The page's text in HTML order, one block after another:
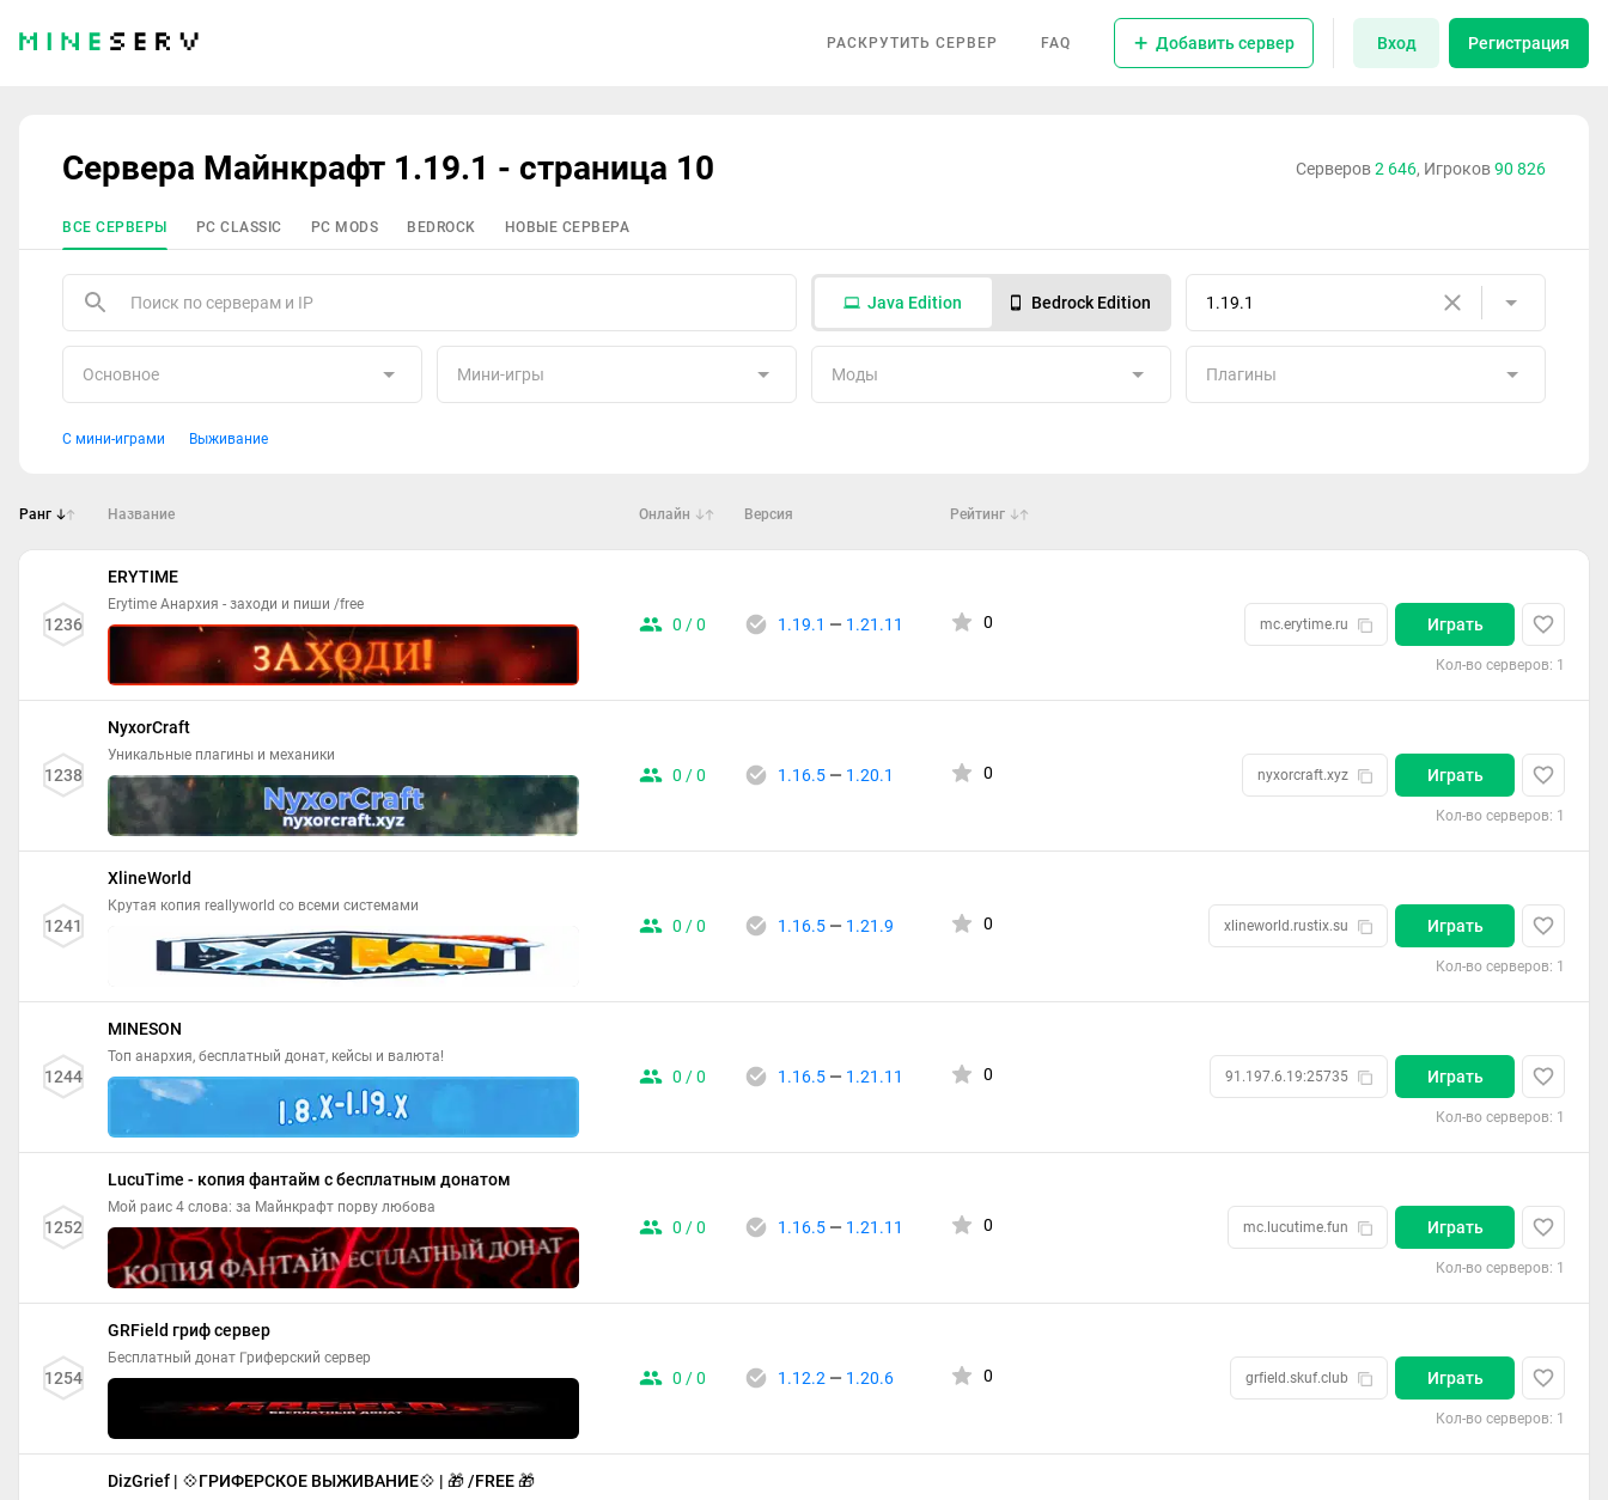
РАСКРУТИТЬ СЕРВЕР FAQ Добавить сервер Вход Регистрация
Сервера Майнкрафт 1.19.1 - страница 10 Серверов2 646, Игроков90 826
ВСЕ СЕРВЕРЫ PC CLASSIC PC MODS BEDROCK НОВЫЕ СЕРВЕРА
Java Edition Bedrock Edition 1.19.1
Основное Мини-игры Моды Плагины
С мини-играми Выживание
Ранг Название Онлайн Версия Рейтинг
1236
ERYTIME
Erytime Анархия - заходи и пиши /free
0 / 0 1.19.1 — 1.21.11 0 mc.erytime.ru Играть
Кол-во серверов: 1
1238
NyxorCraft
Уникальные плагины и механики
0 / 0 1.16.5 — 1.20.1 0 nyxorcraft.xyz Играть
Кол-во серверов: 1
1241
XlineWorld
Крутая копия reallyworld со всеми системами
0 / 0 1.16.5 — 1.21.9 0 xlineworld.rustix.su Играть
Кол-во серверов: 1
1244
MINESON
Топ анархия, бесплатный донат, кейсы и валюта!
0 / 0 1.16.5 — 1.21.11 0 91.197.6.19:25735 Играть
Кол-во серверов: 1
1252
LucuTime - копия фантайм с бесплатным донатом
Мой раис 4 слова: за Майнкрафт порву любова
0 / 0 1.16.5 — 1.21.11 0 mc.lucutime.fun Играть
Кол-во серверов: 1
1254
GRField гриф сервер
Бесплатный донат Гриферский сервер
0 / 0 1.12.2 — 1.20.6 0 grfield.skuf.club Играть
Кол-во серверов: 1
DizGrief | 💠ГРИФЕРСКОЕ ВЫЖИВАНИЕ💠 | 🎁 /FREE 🎁